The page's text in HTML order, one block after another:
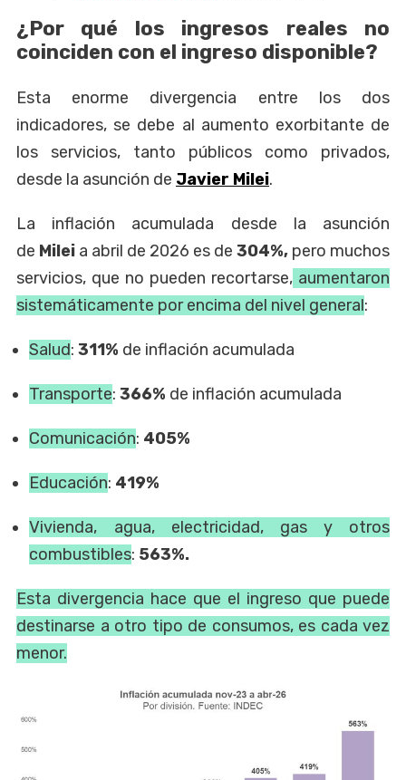
¿Por qué los ingresos reales no
coinciden con el ingreso disponible?
Esta enorme divergencia entre los dos
indicadores, se debe al aumento exorbitante de
los servicios, tanto públicos como privados,
desde la asunción de Javier Milei.
La inflación acumulada desde la asunción
de Milei a abril de 2026 es de 304%, pero muchos
servicios, que no pueden recortarse, aumentaron
sistemáticamente por encima del nivel general:
Salud:311% de inflación acumulada
Transporte: 366% de inflación acumulada
Comunicación: 405%
Educación: 419%
Vivienda, agua, electricidad, gas y otros
combustibles: 563%.
Esta divergencia hace que el ingreso que puede
destinarse a otro tipo de consumos, es cada vez
menor.